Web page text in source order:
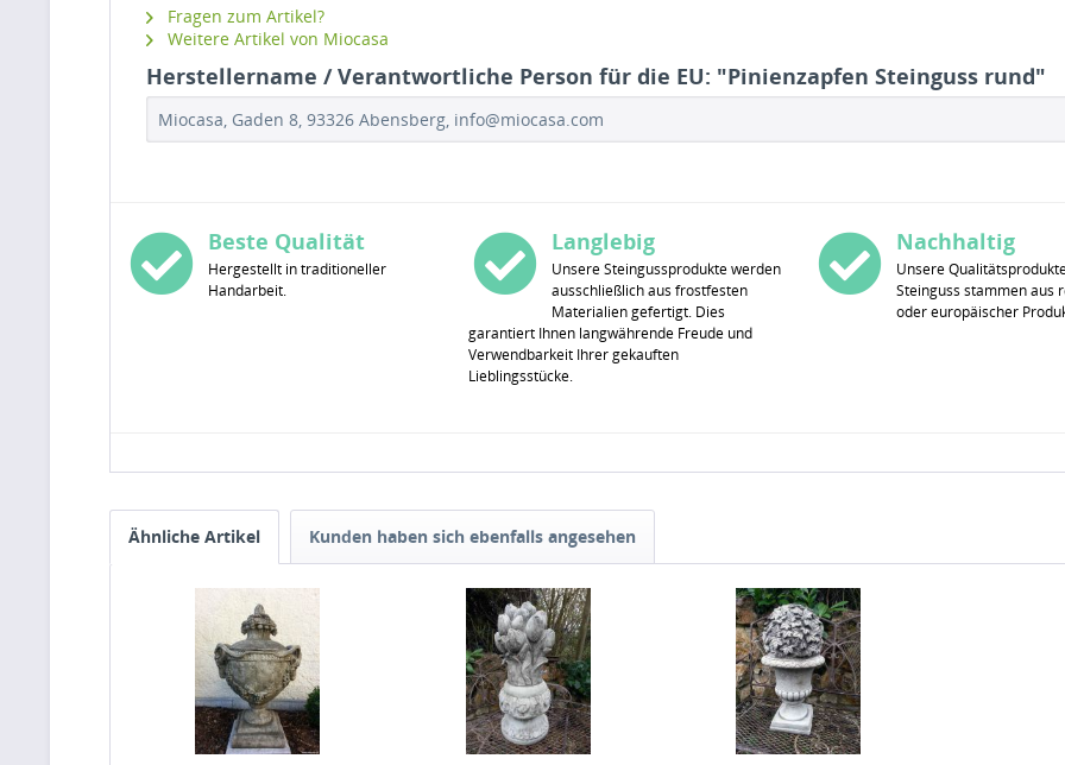
Fragen zum Artikel?
Weitere Artikel von Miocasa
Herstellername / Verantwortliche Person für die EU: "Pinienzapfen Steinguss rund"
Miocasa, Gaden 8, 93326 Abensberg, info@miocasa.com
Beste Qualität
Hergestellt in traditioneller
Handarbeit.
Langlebig
Unsere Steingussprodukte werden
ausschließlich aus frostfesten
Materialien gefertigt. Dies
garantiert Ihnen langwährende Freude und
Verwendbarkeit Ihrer gekauften
Lieblingsstücke.
Nachhaltig
Unsere
Steinguss stammen aus
oder europäischer
Ähnliche Artikel Kunden haben sich ebenfalls angesehen